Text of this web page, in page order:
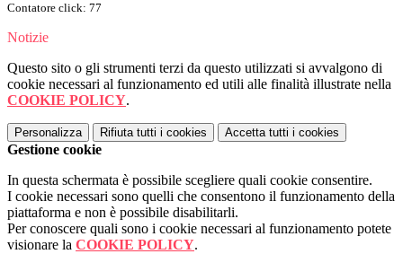
Contatore click: 77
Notizie
Questo sito o gli strumenti terzi da questo utilizzati si avvalgono di
cookie necessari al funzionamento ed utili alle finalità illustrate nella
COOKIE POLICY.
Personalizza Rifiuta tutti i cookies Accetta tutti i cookies
Gestione cookie
In questa schermata è possibile scegliere quali cookie consentire.
I cookie necessari sono quelli che consentono il funzionamento della
piattaforma e non è possibile disabilitarli.
Per conoscere quali sono i cookie necessari al funzionamento potete
visionare la COOKIE POLICY.